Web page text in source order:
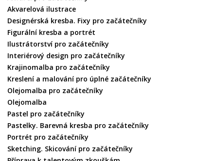
Akvarelová ilustrace
Designérská kresba. Fixy pro začátečníky
Figurální kresba a portrét
Ilustrátorství pro začátečníky
Interiérový design pro začátečníky
Krajinomalba pro začátečníky
Kreslení a malování pro úplné začátečníky
Olejomalba pro začátečníky
Olejomalba
Pastel pro začátečníky
Pastelky. Barevná kresba pro začátečníky
Portrét pro začátečníky
Sketching. Skicování pro začátečníky